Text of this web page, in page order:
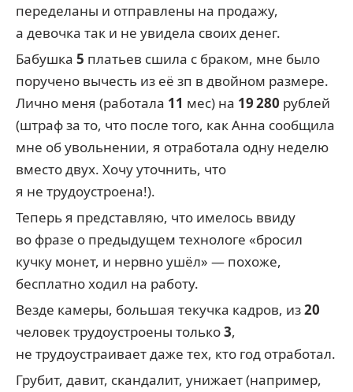
переделаны и отправлены на продажу,
а девочка так и не увидела своих денег.
Бабушка 5 платьев сшила с браком, мне было
поручено вычесть из её зп в двойном размере.
Лично меня (работала 11 мес) на 19 280 рублей
(штраф за то, что после того, как Анна сообщила
мне об увольнении, я отработала одну неделю
вместо двух. Хочу уточнить, что
я не трудоустроена!).
Теперь я представляю, что имелось ввиду
во фразе о предыдущем технологе «бросил
кучку монет, и нервно ушёл» — похоже,
бесплатно ходил на работу.
Везде камеры, большая текучка кадров, из20
человек трудоустроены только3,
не трудоустраивает даже тех, кто год отработал.
Грубит, давит, скандалит, унижает (например,